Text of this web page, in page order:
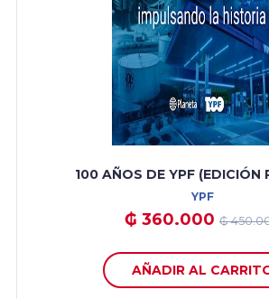
100 AÑOS DE YPF (EDICIÓN
YPF
₲ 360.000 ₲
AÑADIR AL